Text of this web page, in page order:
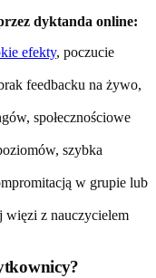
dyktanda online:
efekty, poczucie
feedbacku na żywo,
społecznościowe
szybka
w grupie lub
więzi z nauczycielem